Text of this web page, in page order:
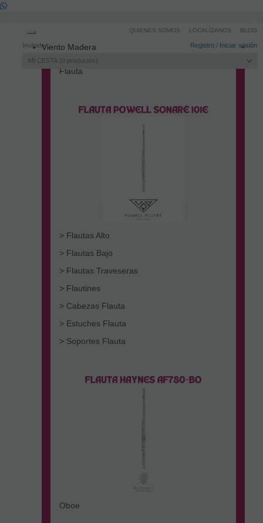
Invitado Registro / Iniciar sesión
MI CESTA 0 productos
QUIENES SOMOS LOCALÍZANOS BLOG
navigation
Viento Madera
Flauta
> Flautas Alto
> Flautas Bajo
> Flautas Traveseras
> Flautines
> Cabezas Flauta
> Estuches Flauta
> Soportes Flauta
Oboe